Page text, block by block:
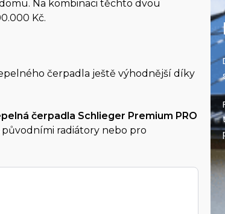
Na kombinaci těchto dvou
Kč.
čerpadla ještě výhodnější díky
čerpadla Schlieger Premium PRO
původními radiátory nebo pro
Kotlíková
vytápění, který lze prostřednictvím
to dokonceaž do výše 180 000 Kč.Tato
dotace pokrývá až 95 % z výdajů.